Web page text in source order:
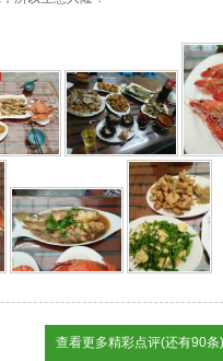
查看更多精彩点评(还有90条)